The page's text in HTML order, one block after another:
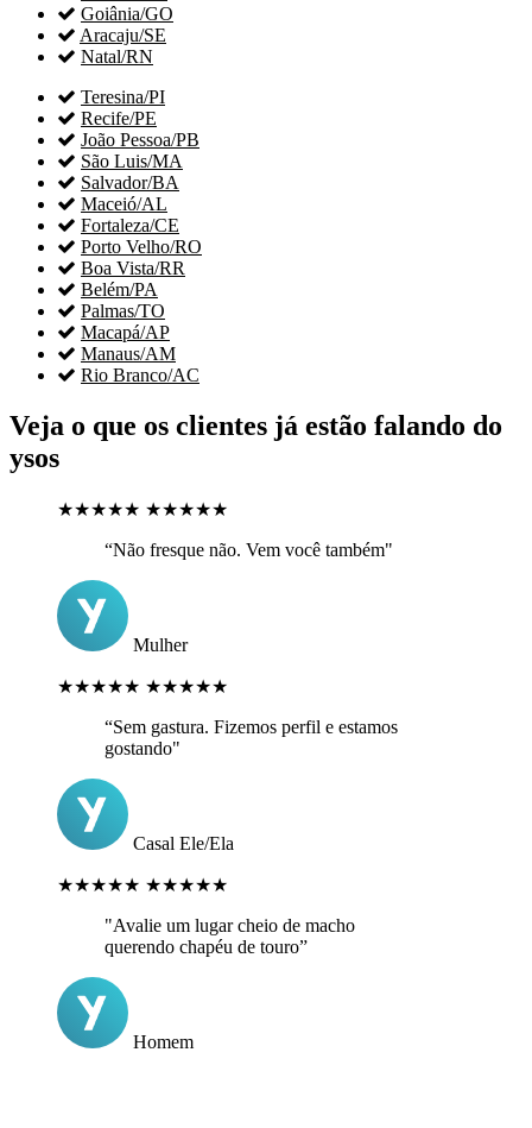
 Goiânia/GO
 Aracaju/SE
 Natal/RN
 Teresina/PI
 Recife/PE
 João Pessoa/PB
 São Luis/MA
 Salvador/BA
 Maceió/AL
 Fortaleza/CE
 Porto Velho/RO
 Boa Vista/RR
 Belém/PA
 Palmas/TO
 Macapá/AP
 Manaus/AM
 Rio Branco/AC
Veja o que os clientes já estão falando do
ysos
★★★★★ ★★★★★
“Não fresque não. Vem você também"
Mulher
★★★★★ ★★★★★
“Sem gastura. Fizemos perfil e estamos
gostando"
Casal Ele/Ela
★★★★★ ★★★★★
"Avalie um lugar cheio de macho
querendo chapéu de touro”
Homem